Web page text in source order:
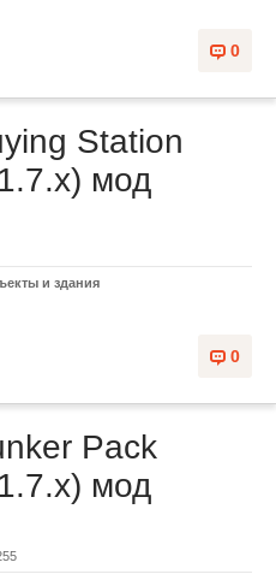
0
Station
мод
и здания
0
Pack
мод